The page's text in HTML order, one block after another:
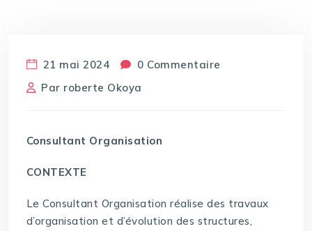
21 mai 2024
0 Commentaire
Par roberte Okoya
Consultant Organisation
CONTEXTE
Le Consultant Organisation réalise des travaux
d’organisation et d’évolution des structures,